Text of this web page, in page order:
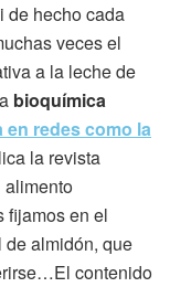
de hecho cada
veces el
a la leche de
bioquímica
redes como la
la revista
alimento
fijamos en el
de almidón, que
contenido